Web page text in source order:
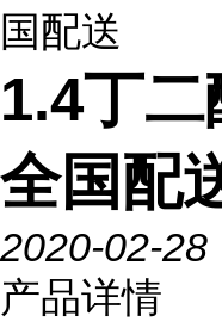
国配送
1.4丁
全国配
2020-02-28
产品详情